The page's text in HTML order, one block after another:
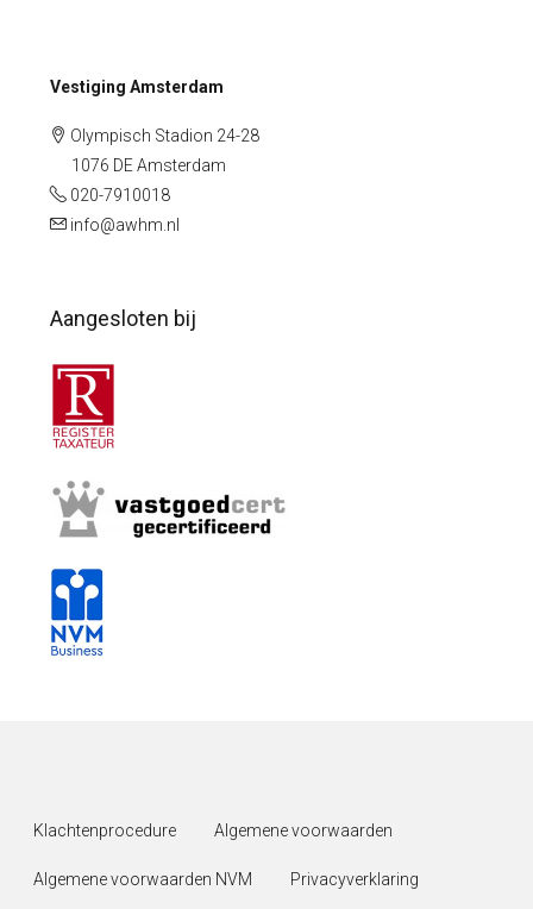
Vestiging Amsterdam
Olympisch Stadion 24-28
1076 DE Amsterdam
020-7910018
info@awhm.nl
Aangesloten bij
Klachtenprocedure Algemene voorwaarden
Algemene voorwaarden NVM Privacyverklaring